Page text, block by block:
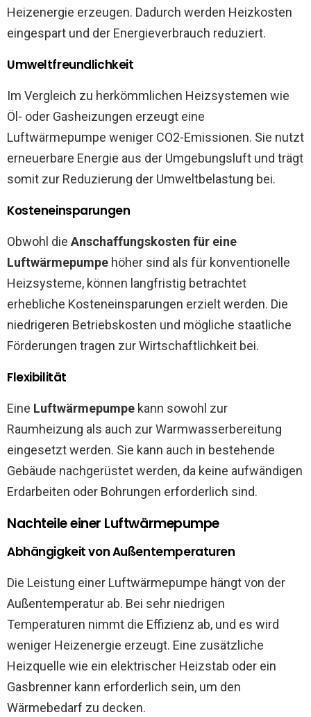
Heizenergie erzeugen. Dadurch werden Heizkosten
eingespart und der Energieverbrauch reduziert.
Umweltfreundlichkeit
Im Vergleich zu herkömmlichen Heizsystemen wie
Öl- oder Gasheizungen erzeugt eine
Luftwärmepumpe weniger CO2-Emissionen. Sie nutzt
erneuerbare Energie aus der Umgebungsluft und trägt
somit zur Reduzierung der Umweltbelastung bei.
Kosteneinsparungen
Obwohl die Anschaffungskosten für eine
Luftwärmepumpe höher sind als für konventionelle
Heizsysteme, können langfristig betrachtet
erhebliche Kosteneinsparungen erzielt werden. Die
niedrigeren Betriebskosten und mögliche staatliche
Förderungen tragen zur Wirtschaftlichkeit bei.
Flexibilität
Eine Luftwärmepumpe kann sowohl zur
Raumheizung als auch zur Warmwasserbereitung
eingesetzt werden. Sie kann auch in bestehende
Gebäude nachgerüstet werden, da keine aufwändigen
Erdarbeiten oder Bohrungen erforderlich sind.
Nachteile einer Luftwärmepumpe
Abhängigkeit von Außentemperaturen
Die Leistung einer Luftwärmepumpe hängt von der
Außentemperatur ab. Bei sehr niedrigen
Temperaturen nimmt die Effizienz ab, und es wird
weniger Heizenergie erzeugt. Eine zusätzliche
Heizquelle wie ein elektrischer Heizstab oder ein
Gasbrenner kann erforderlich sein, um den
Wärmebedarf zu decken.